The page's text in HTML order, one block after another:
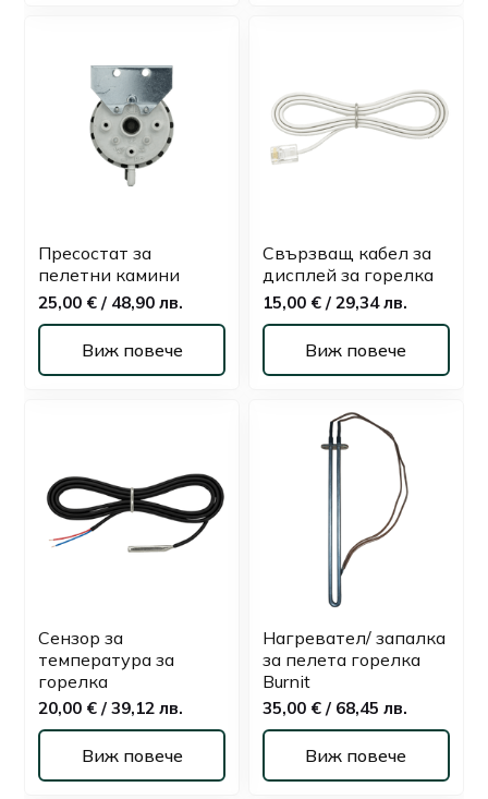
Пресостат за
пелетни камини
25,00 € / 48,90 лв.
Виж повече
Свързващ кабел за
дисплей за горелка
15,00 € / 29,34 лв.
Виж повече
Сензор за
температура за
горелка
20,00 € / 39,12 лв.
Виж повече
Нагревател/ запалка
за пелета горелка
Burnit
35,00 € / 68,45 лв.
Виж повече